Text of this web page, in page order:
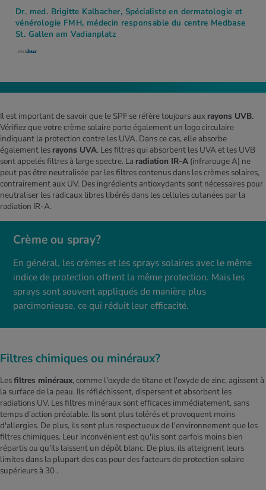
Dr. med. Brigitte Kalbacher, Spécialiste en dermatologie et
vénérologie FMH, médecin responsable du centre Medbase
St. Gallen am Vadianplatz
Crème ou spray?
En général, les crèmes et les sprays solaires avec le même
indice de protection offrent la même protection. Mais les
sprays sont souvent appliqués de manière plus
parcimonieuse, ce qui réduit leur efficacité.
Il est important de savoir que le SPF se réfère toujours aux rayons UVB.
Vérifiez que votre crème solaire porte également un logo circulaire
indiquant la protection contre les UVA. Dans ce cas, elle absorbe
également les rayons UVA. Les filtres qui absorbent les UVA et les UVB
sont appelés filtres à large spectre. La radiation IR-A (infrarouge A) ne
peut pas être neutralisée par les filtres contenus dans les crèmes solaires,
contrairement aux UV. Des ingrédients antioxydants sont nécessaires pour
neutraliser les radicaux libres libérés dans les cellules cutanées par la
radiation IR-A.
Filtres chimiques ou minéraux?
Lesfiltres minéraux, comme l'oxyde de titane et l'oxyde de zinc, agissent à
la surface de la peau. Ils réfléchissent, dispersent et absorbent les
radiations UV. Les filtres minéraux sont efficaces immédiatement, sans
temps d'action préalable. Ils sont plus tolérés et provoquent moins
d'allergies. De plus, ils sont plus respectueux de l'environnement que les
filtres chimiques. Leur inconvénient est qu'ils sont parfois moins bien
répartis ou qu'ils laissent un dépôt blanc. De plus, ils atteignent leurs
limites dans la plupart des cas pour des facteurs de protection solaire
supérieurs à 30 .